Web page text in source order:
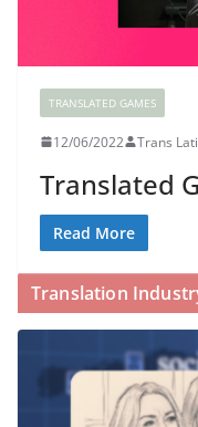
TRANSLATED GAMES
12/06/2022 Trans
Translated
Read More
Translation